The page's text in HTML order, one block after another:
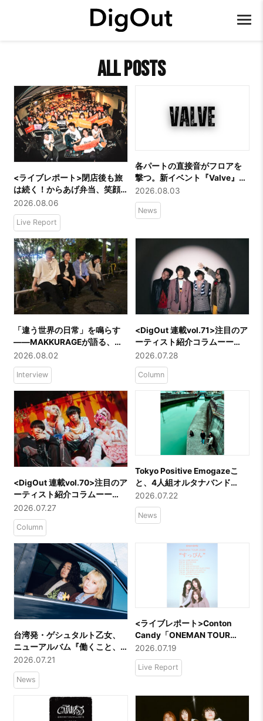
All Posts
<ライブレポート>閉店後も旅
は続く！からあげ弁当、笑顔
のラストライブ！
2026.08.06
Live Report
各パートの直接音がフロアを
撃つ。新イベント『Valve』始
動！10/10(土) 下北沢
DaisyBarにて第1回公演開催
2026.08.03
News
「違う世界の日常」を鳴らす
――MAKKURAGEが語る、海
を越えて届く“非現実・日常ロ
ック”と新曲「水中都市」
2026.08.02
Interview
​<DigOut 連載vol.71>注目のア
ーティスト紹介コラムーー
「ドミノンストップ」
2026.07.28
Column
​<DigOut 連載vol.70>注目のア
ーティスト紹介コラムーー
「Viewtrade」
2026.07.27
Column
Tokyo Positive Emogazeこ
と、4人組オルタナバンド
Forbearが新作EPをリリース！
GleemerのCorey Coffmanが
マスタリングを担当！
2026.07.22
News
台湾発・ゲシュタルト乙女、
ニューアルバム『働くこと、
休むこと。』を9月リリース
結成10周年を記念した台日ツ
アーも開催
2026.07.21
News
<ライブレポート>Conton
Candy「ONEMAN TOUR
2026 “すっぴん”」東京・
Zepp Shinjuku
2026.07.19
Live Report